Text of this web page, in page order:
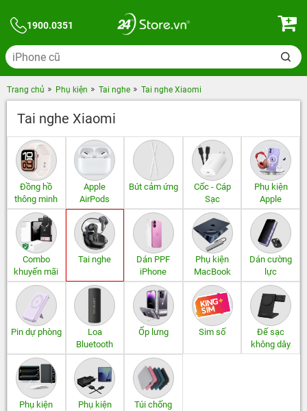
1900.0351
Trang chủ Phụ kiện Tai nghe Tai nghe Xiaomi
Tai nghe Xiaomi
Đồng hồ
thông minh
Apple
AirPods
Bút cảm ứng
Cốc - Cáp
Sạc
Phụ kiện
Apple
Combo
khuyến mãi
Tai nghe
Dán PPF
iPhone
Phụ kiện
MacBook
Dán cường
lực
Pin dự phòng
Loa
Bluetooth
Ốp lưng Sim số
Đế sạc
không dây
Phụ kiện
Phụ kiện
Túi chống